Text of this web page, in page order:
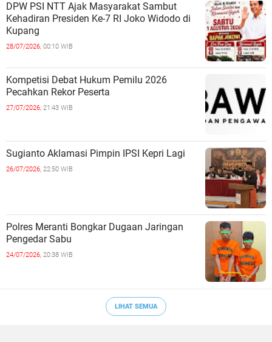
DPW PSI NTT Ajak Masyarakat Sambut
Kehadiran Presiden Ke-7 RI Joko Widodo di
Kupang
28/07/2026, 00:10 WIB
Kompetisi Debat Hukum Pemilu 2026
Pecahkan Rekor Peserta
27/07/2026, 21:43 WIB
Sugianto Aklamasi Pimpin IPSI Kepri Lagi
26/07/2026, 22:50 WIB
Polres Meranti Bongkar Dugaan Jaringan
Pengedar Sabu
24/07/2026, 20:38 WIB
LIHAT SEMUA